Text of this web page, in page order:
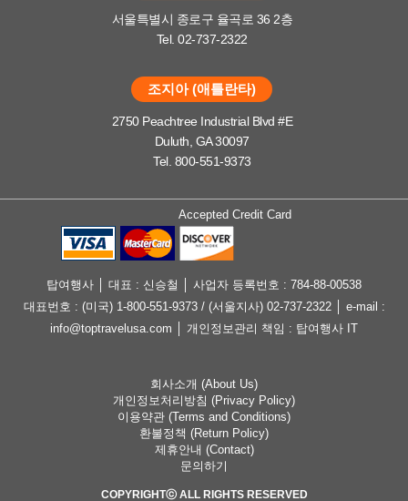
서울특별시 종로구 율곡로 36 2층
Tel. 02-737-2322
조지아 (애틀란타)
2750 Peachtree Industrial Blvd #E
Duluth, GA 30097
Tel. 800-551-9373
Accepted Credit Card
탑여행사 │ 대표 : 신승철 │ 사업자 등록번호 : 784-88-00538
대표번호 : (미국) 1-800-551-9373 / (서울지사) 02-737-2322 │ e-mail :
info@toptravelusa.com │ 개인정보관리 책임 : 탑여행사 IT
회사소개 (About Us)
개인정보처리방침 (Privacy Policy)
이용약관 (Terms and Conditions)
환불정책 (Return Policy)
제휴안내 (Contact)
문의하기
COPYRIGHTⓒ ALL RIGHTS RESERVED